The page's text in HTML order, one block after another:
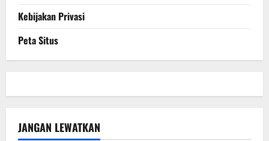
Kebijakan Privasi
Peta Situs
JANGAN LEWATKAN